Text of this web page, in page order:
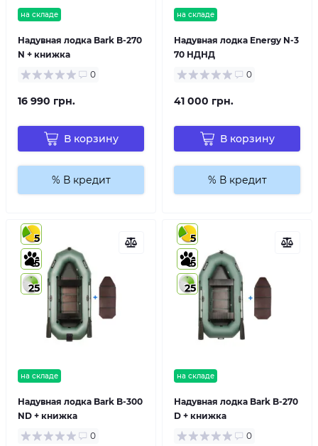
на складе
Надувная лодка Bark B-270
N + книжка
0
16 990 грн.
В корзину
% В кредит
на складе
Надувная лодка Energy N-3
70 НДНД
0
41 000 грн.
В корзину
% В кредит
на складе
Надувная лодка Bark B-300
ND + книжка
5
5
25
0
на складе
Надувная лодка Bark B-270
D + книжка
5
5
25
0